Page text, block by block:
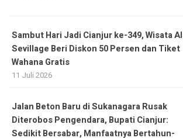
Sambut Hari Jadi Cianjur ke-349, Wisata
Sevillage Beri Diskon 50 Persen dan Tiket
Wahana Gratis
11 Juli 2026
Jalan Beton Baru di Sukanagara Rusak
Diterobos Pengendara, Bupati Cianjur:
Sedikit Bersabar, Manfaatnya Bertahun-